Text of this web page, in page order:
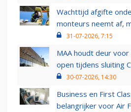
Wachttijd afgifte
monteurs neemt af,
31-07-2026, 7:15
MAA houdt deur voor
open tijdens sluiting
30-07-2026, 14:30
Business en First
belangrijker voor Air